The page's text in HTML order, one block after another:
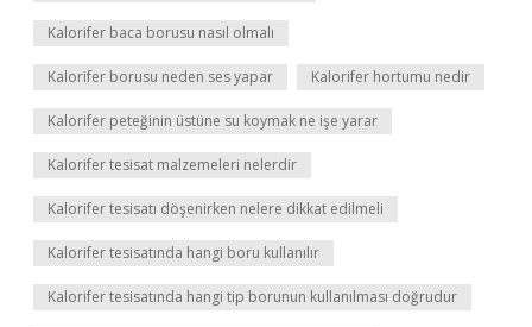
Kalorifer baca borusu nasıl olmalı
Kalorifer borusu neden ses yapar Kalorifer hortumu nedir
Kalorifer peteğinin üstüne su koymak ne işe yarar
Kalorifer tesisat malzemeleri nelerdir
Kalorifer tesisatı döşenirken nelere dikkat edilmeli
Kalorifer tesisatında hangi boru kullanılır
Kalorifer tesisatında hangi tip borunun kullanılması doğrudur